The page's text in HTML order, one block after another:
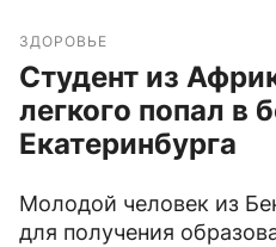
ЗДОРОВЬЕ
Студент из
легкого попал в
Екатеринбурга
Молодой человек из
для получения